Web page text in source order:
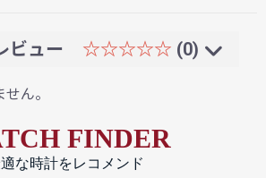
ビュー ☆☆☆☆☆ (0)
ん。
FINDER
な時計をレコメンド